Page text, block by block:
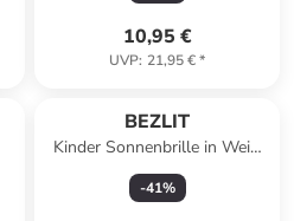
10,95 €
UVP: 21,95 €*
BEZLIT
Kinder Sonnenbrille in Weiß
Pink
-41%